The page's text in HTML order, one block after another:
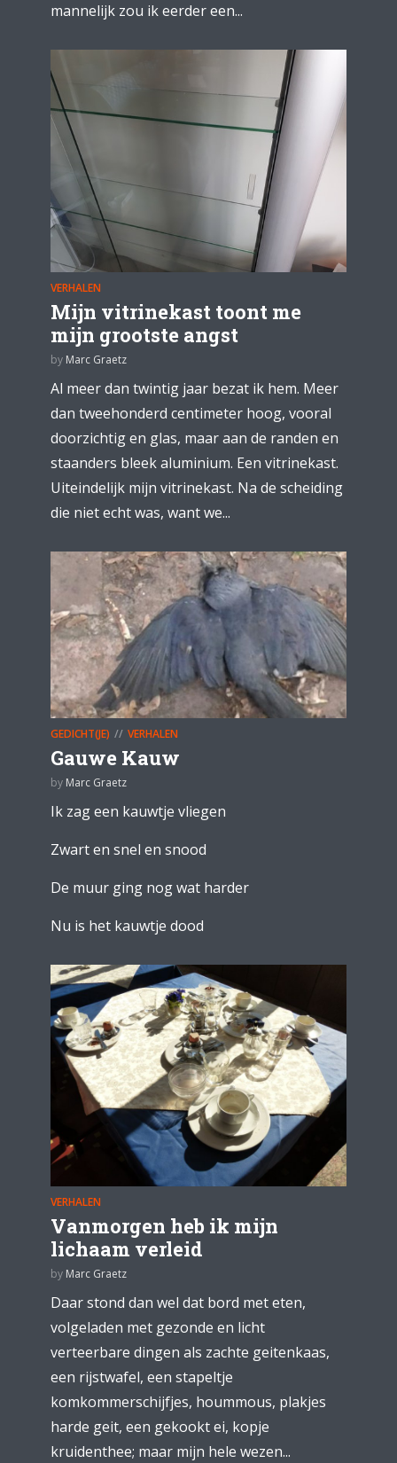
mannelijk zou ik eerder een...
VERHALEN
Mijn vitrinekast toont me
mijn grootste angst
by Marc Graetz
Al meer dan twintig jaar bezat ik hem. Meer
dan tweehonderd centimeter hoog, vooral
doorzichtig en glas, maar aan de randen en
staanders bleek aluminium. Een vitrinekast.
Uiteindelijk mijn vitrinekast. Na de scheiding
die niet echt was, want we...
GEDICHT(JE) VERHALEN
Gauwe Kauw
by Marc Graetz
Ik zag een kauwtje vliegen
Zwart en snel en snood
De muur ging nog wat harder
Nu is het kauwtje dood
VERHALEN
Vanmorgen heb ik mijn
lichaam verleid
by Marc Graetz
Daar stond dan wel dat bord met eten,
volgeladen met gezonde en licht
verteerbare dingen als zachte geitenkaas,
een rijstwafel, een stapeltje
komkommerschijfjes, hoummous, plakjes
harde geit, een gekookt ei, kopje
kruidenthee; maar mijn hele wezen...